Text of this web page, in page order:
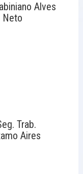
Alves
Neto
Trab.
Aires